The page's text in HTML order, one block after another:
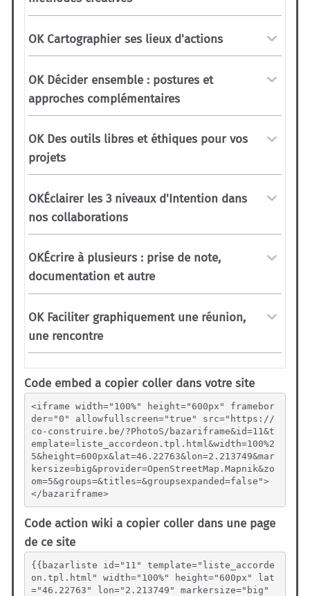
Code embed a copier coller dans votre site
<iframe width="100%" height="600px" framebor
der="0" allowfullscreen="true" src="https://
co-construire.be/?PhotoS/bazariframe&id=11&t
emplate=liste_accordeon.tpl.html&width=100%2
5&height=600px&lat=46.22763&lon=2.213749&mar
kersize=big&provider=OpenStreetMap.Mapnik&zo
om=5&groups=&titles=&groupsexpanded=false">
</bazariframe>
Code action wiki a copier coller dans une page
de ce site
{{bazarliste id="11" template="liste_accorde
on.tpl.html" width="100%" height="600px" lat
="46.22763" lon="2.213749" markersize="big"